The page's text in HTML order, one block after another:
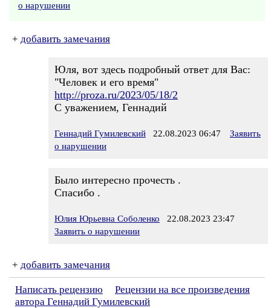
о нарушении
+ добавить замечания
Юля, вот здесь подробный ответ для Вас:
"Человек и его время"
http://proza.ru/2023/05/18/2
С уважением, Геннадий
Геннадий Гумилевский 22.08.2023 06:47
Заявить
о нарушении
Было интересно прочесть .
Спасибо .
Юлия Юрьевна Соболенко 22.08.2023 23:47
Заявить о нарушении
+ добавить замечания
Написать рецензию
Рецензии на все произведения
автора Геннадий Гумилевский